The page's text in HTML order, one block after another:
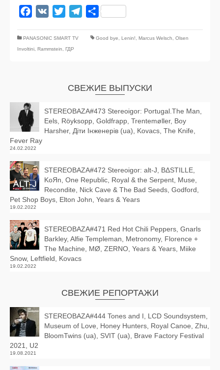
Facebook
VK Twitter TelegramОтправить
PANASONIC SMART TV Good bye Lenin! Marcus Welsch
Olsen
Involtini Rammstein ГДР
СВЕЖИЕ ВЫПУСКИ
STEREOBAZA#473 Stereoigor: Portugal.The Man,
Eels, Röyksopp, Goldfrapp, Trentemøller, Boy
Harsher, Діти Інженерів (ua), Kovacs, The Knife,
Fever Ray
24.02.2022
STEREOBAZA#472 Stereoigor: alt‑J, BΔSTILLE,
KoЯn, One Republic, Royal & the Serpent, Muse,
Recondite, Nick Cave & The Bad Seeds, Godford,
Pet Shop Boys, Elton John, Years & Years
19.02.2022
STEREOBAZA#471 Red Hot Chili Peppers, Gnarls
Barkley, Alfie Templeman, Metronomy, Florence +
The Machine, MØ, ZERNO, Years & Years, Miike
Snow, Leftfield, Kovacs
19.02.2022
СВЕЖИЕ РЕПОРТАЖИ
STEREOBAZA#444 Tones and I, LCD Soundsystem,
Museum of Love, Honey Hunters, Royal Canoe, Zhu,
BloomTwins (ua), SVIT (ua), Brave Factory Festival
2021, U2
19.08.2021